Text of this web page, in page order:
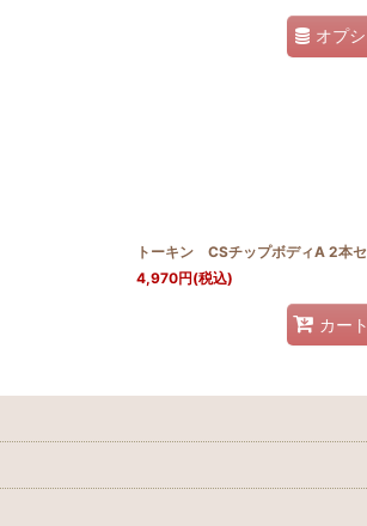
オプ
トーキン CSチップボディA 2本
4,970円(税込)
カー